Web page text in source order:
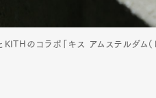
のコラボ「キス アムステルダム